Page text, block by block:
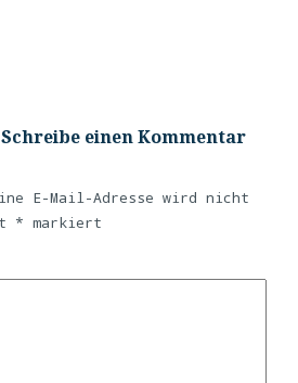
Schreibe einen Kommentar
E-Mail-Adresse wird nicht
* markiert